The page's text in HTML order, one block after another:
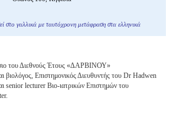
στο γαλλικά με ταυτόχρονη μετάφραση στα ελληνικά
του Διεθνούς Έτους «ΔΑΡΒΙΝΟΥ»
βιολόγος, Επιστημονικός Διευθυντής του Dr Hadwen
senior lecturer Βιο-ιατρικών Επιστημών του